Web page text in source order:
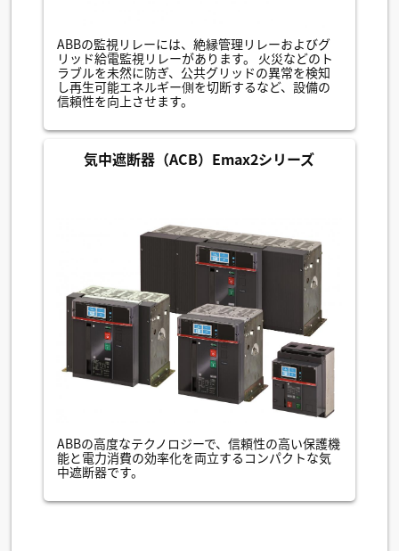
ABBの監視リレーには、絶縁管理リレーおよびグ
リッド給電監視リレーがあります。 火災などのト
ラブルを未然に防ぎ、公共グリッドの異常を検知
し再生可能エネルギー側を切断するなど、設備の
信頼性を向上させます。
気中遮断器（ACB）Emax2シリーズ
ABBの高度なテクノロジーで、信頼性の高い保護機
能と電力消費の効率化を両立するコンパクトな気
中遮断器です。